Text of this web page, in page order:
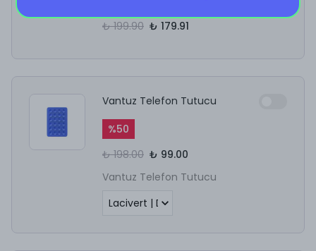
₺ 199.90 ₺ 179.91
Vantuz Telefon Tutucu
%50
₺ 198.00 ₺ 99.00
Vantuz Telefon Tutucu